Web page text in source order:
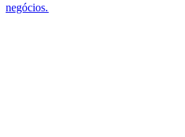
negócios.​​